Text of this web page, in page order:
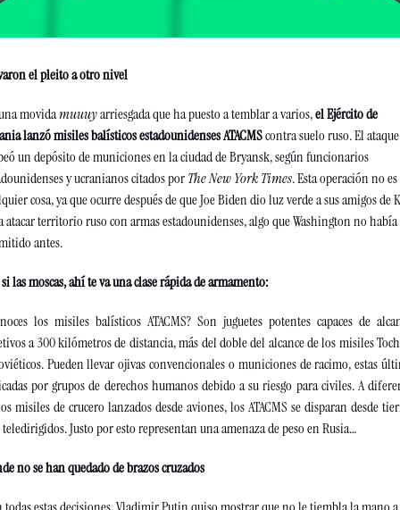
el pleito a otro nivel
movida muuuy arriesgada que ha puesto a temblar a varios, el Ejército de
lanzó misiles balísticos estadounidenses ATACMS contra suelo ruso. El ataque
un depósito de municiones en la ciudad de Bryansk, según funcionarios
y ucranianos citados por The New York Times. Esta operación no es
cosa, ya que ocurre después de que Joe Biden dio luz verde a sus amigos de
atacar territorio ruso con armas estadounidenses, algo que Washington no había
antes.
las moscas, ahí te va una clase rápida de armamento:
los misiles balísticos ATACMS? Son juguetes potentes capaces de
a 300 kilómetros de distancia, más del doble del alcance de los misiles
Pueden llevar ojivas convencionales o municiones de racimo, estas
por grupos de derechos humanos debido a su riesgo para civiles. A
misiles de crucero lanzados desde aviones, los ATACMS se disparan desde
Justo por esto representan una amenaza de peso en Rusia…
no se han quedado de brazos cruzados